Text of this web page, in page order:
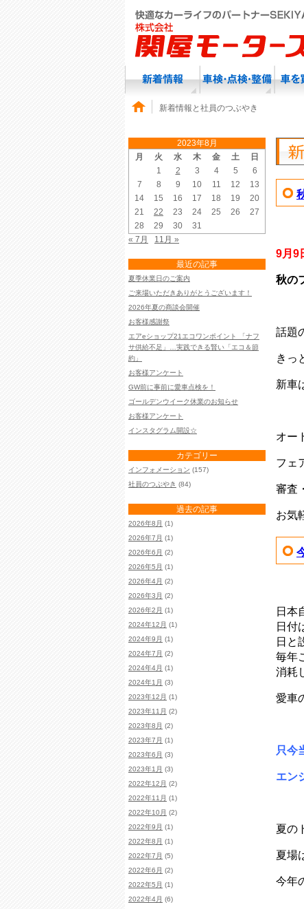
新着情報と社員のつぶやき
2023年8月
月
火 水 木 金 土
日
1
2 3 4 5
6
7
8 9 10 11 12
13
14
15 16 17 18 19
20
21
22 23 24 25 26
27
28
29 30
31
« 7月
11月 »
最近の記事
夏季休業日のご案内
ご来場いただきありがとうございます！
2026年夏の商談会開催
お客様感謝祭
エアeショップ21エコワンポイント 「ナフ
サ供給不足」…実践できる賢い「エコ＆節
約」
お客様アンケート
GW前に事前に愛車点検を！
ゴールデンウイーク休業のお知らせ
お客様アンケート
インスタグラム開設☆
カテゴリー
インフォメーション (157)
社員のつぶやき (84)
過去の記事
2026年8月 (1)
2026年7月 (1)
2026年6月 (2)
2026年5月 (1)
2026年4月 (2)
2026年3月 (2)
2026年2月 (1)
2024年12月 (1)
2024年9月 (1)
2024年7月 (2)
2024年4月 (1)
2024年1月 (3)
2023年12月 (1)
2023年11月 (2)
2023年8月 (2)
2023年7月 (1)
2023年6月 (3)
2023年1月 (3)
2022年12月 (2)
2022年11月 (1)
2022年10月 (2)
2022年9月 (1)
2022年8月 (1)
2022年7月 (5)
2022年6月 (2)
2022年5月 (1)
2022年4月 (6)
9月9
秋の
話題
きっ
新車
オー
フェ
審査
お気
日本
日付
日と
毎年
消耗
愛車
只今
エン
夏の
夏場
今年